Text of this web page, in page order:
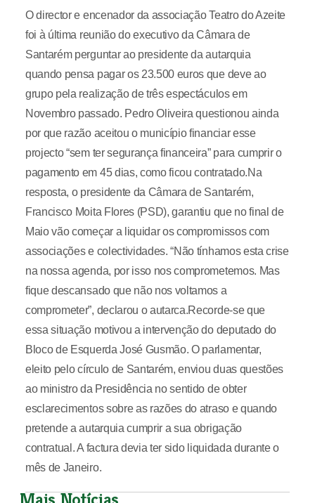
O director e encenador da associação Teatro do Azeite
foi à última reunião do executivo da Câmara de
Santarém perguntar ao presidente da autarquia
quando pensa pagar os 23.500 euros que deve ao
grupo pela realização de três espectáculos em
Novembro passado. Pedro Oliveira questionou ainda
por que razão aceitou o município financiar esse
projecto “sem ter segurança financeira” para cumprir o
pagamento em 45 dias, como ficou contratado.Na
resposta, o presidente da Câmara de Santarém,
Francisco Moita Flores (PSD), garantiu que no final de
Maio vão começar a liquidar os compromissos com
associações e colectividades. “Não tínhamos esta crise
na nossa agenda, por isso nos comprometemos. Mas
fique descansado que não nos voltamos a
comprometer”, declarou o autarca.Recorde-se que
essa situação motivou a intervenção do deputado do
Bloco de Esquerda José Gusmão. O parlamentar,
eleito pelo círculo de Santarém, enviou duas questões
ao ministro da Presidência no sentido de obter
esclarecimentos sobre as razões do atraso e quando
pretende a autarquia cumprir a sua obrigação
contratual. A factura devia ter sido liquidada durante o
mês de Janeiro.